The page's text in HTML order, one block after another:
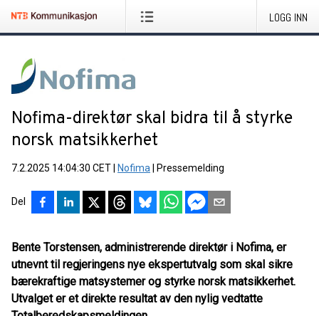
LOGG INN
Nofima-direktør skal bidra til å styrke
norsk matsikkerhet
7.2.2025 14:04:30 CET Nofima Pressemelding
Del
Bente Torstensen, administrerende direktør i Nofima, er
utnevnt til regjeringens nye ekspertutvalg som skal sikre
bærekraftige matsystemer og styrke norsk matsikkerhet.
Utvalget er et direkte resultat av den nylig vedtatte